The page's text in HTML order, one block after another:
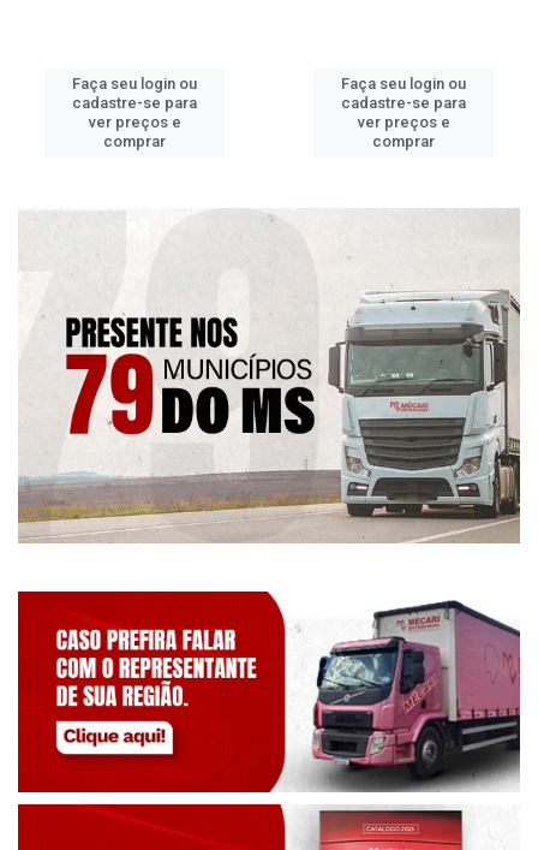
Faça seu login ou
cadastre-se para
ver preços e
comprar
Faça seu login ou
cadastre-se para
ver preços e
comprar